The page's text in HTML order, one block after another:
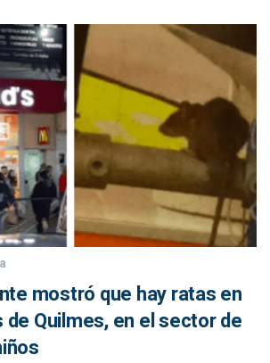
mostró que hay ratas en
de Quilmes, en el sector de